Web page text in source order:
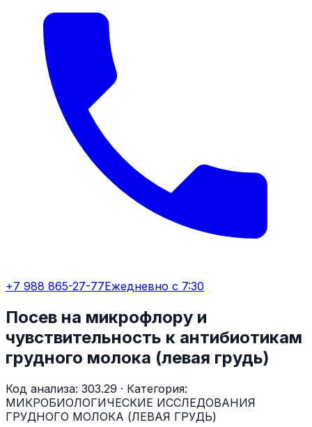
+7 988 865-27-77Ежедневно с 7:30
Посев на микрофлору и
чувствительность к антибиотикам
грудного молока (левая грудь)
Код анализа: 303.29 · Категория:
МИКРОБИОЛОГИЧЕСКИЕ ИССЛЕДОВАНИЯ
ГРУДНОГО МОЛОКА (ЛЕВАЯ ГРУДЬ)